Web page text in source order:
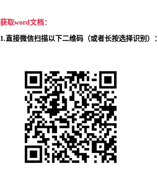
获取word文档：
1.直接微信扫描以下二维码（或者长按选择识别）：